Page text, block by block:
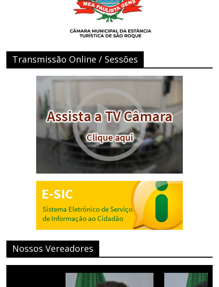
Transmissão Online / Sessões
Nossos Vereadores